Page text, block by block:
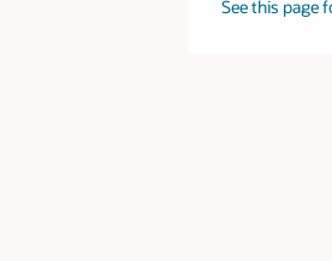
See this page